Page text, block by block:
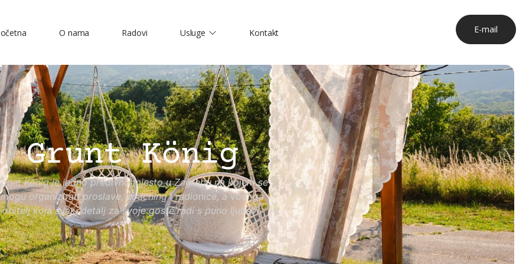
O nama Radovi Usluge Kontakt E-mail
Grunt König
König je jedno predivno mjesto u Zagrebu na kojem se
mogu organizirati proslave, coaching i radionice, a vodi ga
obitelj koja svaki detalj za svoje goste radi s puno ljubavi.